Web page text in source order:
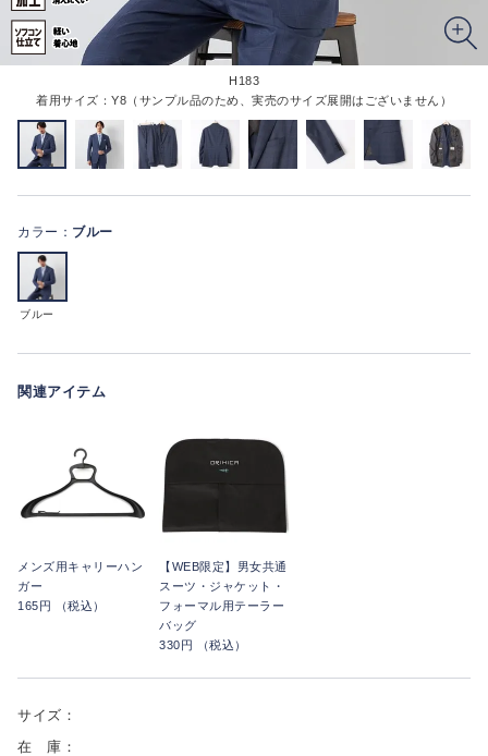
H183
着用サイズ：Y8（サンプル品のため、実売のサイズ展開はございません）
カラー： ブルー
ブルー
関連アイテム
メンズ用キャリーハン
ガー
165円 （税込）
【WEB限定】男女共通
スーツ・ジャケット・
フォーマル用テーラー
バッグ
330円 （税込）
サイズ：
在 庫：